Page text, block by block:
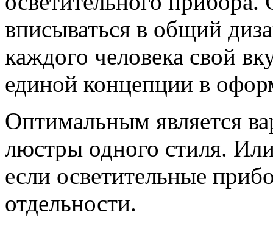
вписываться в общий
каждого человека свой
единой концепции в
Оптимальным является
люстры одного стиля.
если осветительные
отдельности.